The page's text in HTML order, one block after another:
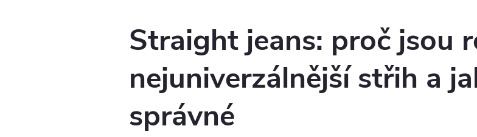
Straight jeans: proč jsou
nejuniverzálnější střih a
správné